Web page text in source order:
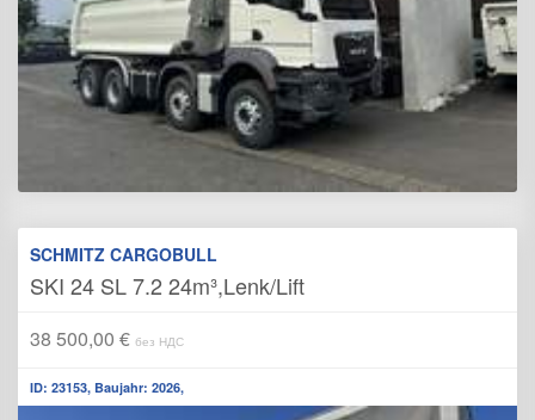
SCHMITZ CARGOBULL
SKI 24 SL 7.2 24m³,Lenk/Lift
38 500,00 € без НДС
ID: 23153, Baujahr: 2026,